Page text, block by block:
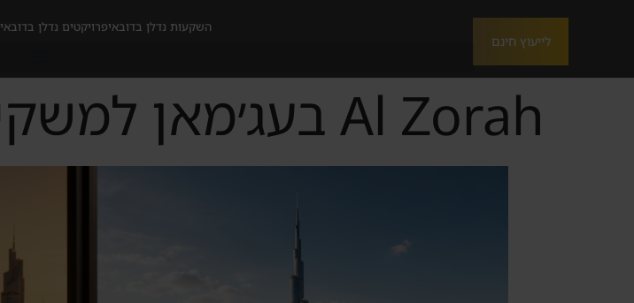
השקעות נדלן בדובאיפרויקטים נדלן בדובאי
לייעוץ חינם
Al Zorah בעג׳מאן למשקיע הישראלי